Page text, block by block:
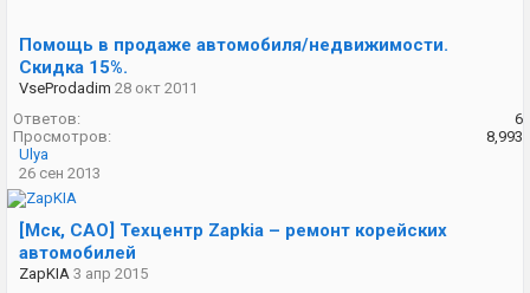
Помощь в продаже автомобиля/недвижимости.
Скидка 15%.
VseProdadim 28 окт 2011
Ответов:
6
Просмотров:
8,993
Ulya
26 сен 2013
[Мск, САО] Техцентр Zapkia – ремонт корейских
автомобилей
ZapKIA 3 апр 2015